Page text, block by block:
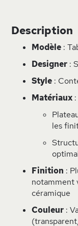
Description
Modèle :
Designer :
Style :
Matériaux :
les
Finition :
notamment
céramique
Couleur :